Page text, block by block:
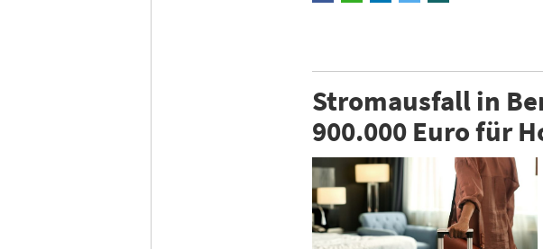
Stromausfall in
900.000 Euro für